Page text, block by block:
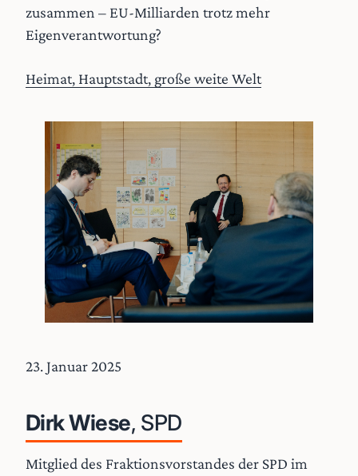
zusammen – EU-Milliarden trotz mehr
Eigenverantwortung?
Heimat, Hauptstadt, große weite Welt
23. Januar 2025
Dirk Wiese, SPD
Mitglied des Fraktionsvorstandes der SPD im